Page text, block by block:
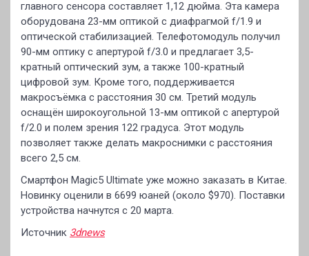
главного сенсора составляет 1,12 дюйма. Эта камера
оборудована 23-мм оптикой с диафрагмой f/1.9 и
оптической стабилизацией. Телефотомодуль получил
90-мм оптику с апертурой f/3.0 и предлагает 3,5-
кратный оптический зум, а также 100-кратный
цифровой зум. Кроме того, поддерживается
макросъёмка с расстояния 30 см. Третий модуль
оснащён широкоугольной 13-мм оптикой с апертурой
f/2.0 и полем зрения 122 градуса. Этот модуль
позволяет также делать макроснимки с расстояния
всего 2,5 см.
Смартфон Magic5 Ultimate уже можно заказать в Китае.
Новинку оценили в 6699 юаней (около $970). Поставки
устройства начнутся с 20 марта.
Источник 3dnews